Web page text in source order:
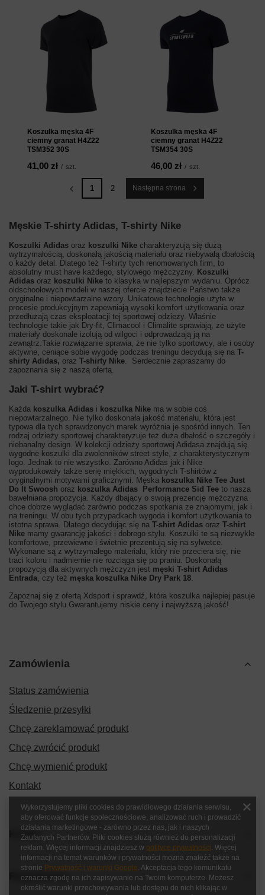
Koszulka męska 4F
ciemny granat H4Z22
TSM352 30S
41,00 zł / szt.
Koszulka męska 4F
ciemny granat H4Z22
TSM354 30S
46,00 zł / szt.
1 2 Następna strona
Męskie T-shirty Adidas, T-shirty Nike
Koszulki Adidas oraz koszulki Nike charakteryzują się dużą
wytrzymałością, doskonałą jakością materiału oraz niebywałą dbałością
o każdy detal. Dlatego też T-shirty tych renomowanych firm, to
absolutny must have każdego, stylowego mężczyzny. Koszulki
Adidas oraz koszulki Nike to klasyka w najlepszym wydaniu. Oprócz
oldschoolowych modeli w naszej ofercie znajdziecie Państwo także
oryginalne i niepowtarzalne wzory. Unikatowe technologie użyte w
procesie produkcyjnym zapewniają wysoki komfort użytkowania oraz
przedłużają czas eksploatacji tej sportowej odzieży. Właśnie
technologie takie jak Dry-fit, Climacool i Climalite sprawiają, że użyte
materiały doskonale izolują od wilgoci i odprowadzają ją na
zewnątrz.Takie rozwiązanie sprawia, że nie tylko sportowcy, ale i osoby
aktywne, ceniące sobie wygodę podczas treningu decydują się na T-
shirty Adidas, oraz T-shirty Nike.
Serdecznie zapraszamy do
zapoznania się z naszą ofertą.
Jaki T-shirt wybrać?
Każda koszulka Adidas i koszulka Nike ma w sobie coś
niepowtarzalnego. Nie tylko doskonała jakość materiału, która jest
typowa dla tych sprawdzonych marek wyróżnia je spośród innych. Ten
rodzaj odzieży sportowej charakteryzuje też duża dbałość o szczegóły i
niebanalny design. W kolekcji odzieży sportowej Adidasa znajdują się
wygodne koszulki dla zwolenników street style, z charakterystycznym
logo. Jednak to nie wszystko. Zarówno Adidas jak i Nike
wyprodukowały także serię miękkich, wygodnych T-shirtów z
oryginalnymi motywami graficznymi. Męska koszulka Nike Tee Just
Do It Swoosh oraz koszulka Adidas Performance Sid Tee to nasza
bawełniana propozycja. Każdy dbający o swoją prezencję mężczyzna
chce dobrze wyglądać zarówno podczas spotkania ze znajomymi, jak i
na treningu. W obu tych przypadkach wygoda i komfort użytkowania to
istotna sprawa. Dlatego decydując się na T-shirt Adidas oraz T-shirt
Nike mamy gwarancję jakości i dobrego stylu. Koszulki te są niezwykle
komfortowe, przewiewne i świetnie prezentują się na sylwetce.
Wykonane są z wytrzymałego materiału, który nie przeciera się, nie
traci koloru i nadmiernie nie rozciąga się po praniu. Doskonałą
propozycją dla aktywnych mężczyzn jest męski T-shirt Adidas
Entrada, czy też męska koszulka Nike Dry Park 18.
Zapoznaj się z ofertą Xdsport i sprawdź, która koszulka najlepiej pasuje
do Twojego stylu.Gwarantujemy niskie ceny i najwyższą jakość!
Zamówienia
Status zamówienia
Śledzenie przesyłki
Chcę zareklamować produkt
Chcę zwrócić produkt
Chcę wymienić produkt
Kontakt
Konto
Regulaminy
Wykorzystujemy pliki cookies do prawidłowego działania serwisu,
aby oferować funkcje społecznościowe, analizować ruch i prowadzić
działania marketingowe - zarówno przez nas, jak i naszych
Zaufanych Partnerów. Pliki cookies służą również do personalizacji
reklam. Więcej informacji znajdziesz w polityce prywatności. Więcej
informacji na temat warunków i prywatności można znaleźć także na
stronie Prywatność i warunki Google. Akceptacja tego komunikatu
oznacza zgodę na ich zapisywanie na Twoim komputerze. Możesz
określić warunki przechowywania lub dostępu do nich klikając w